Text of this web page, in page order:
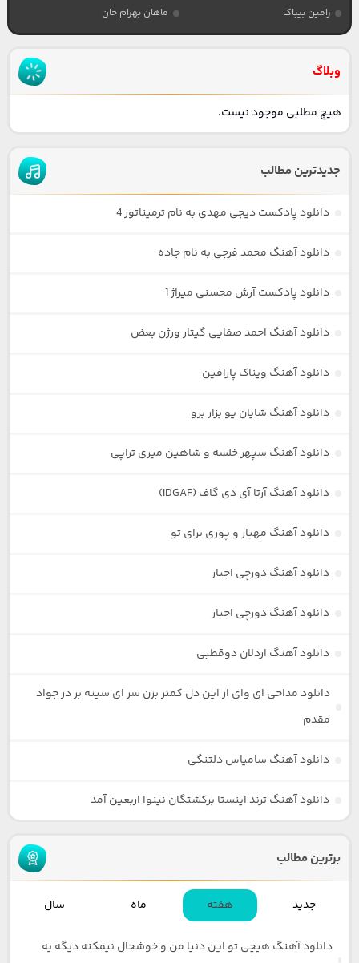
رامین بیباک
ماهان بهرام خان
وبلاگ
هیچ مطلبی موجود نیست.
جدیدترین مطالب
دانلود پادکست دیجی مهدی به نام ترمیناتور 4
دانلود آهنگ محمد فرجی به نام جاده
دانلود پادکست آرش محسنی میراژ 1
دانلود آهنگ احمد صفایی گیتار ورژن بعض
دانلود آهنگ ویناک پارافین
دانلود آهنگ شایان یو بزار برو
دانلود آهنگ سپهر خلسه و شاهین میری تراپی
دانلود آهنگ آرتا آی دی گاف (IDGAF)
دانلود آهنگ مهیار و پوری برای تو
دانلود آهنگ دورچی اجبار
دانلود آهنگ دورچی اجبار
دانلود آهنگ اردلان دوقطبی
دانلود مداحی ای وای از این دل کمتر بزن سر ای سینه بر در جواد
مقدم
دانلود آهنگ سامیاس دلتنگی
دانلود آهنگ ترند اینستا برکشتگان نینوا اربعین آمد
برترین مطالب
جدید هفته ماه سال
دانلود آهنگ هیچی تو این دنیا من و خوشحال نیمکنه دیگه یه